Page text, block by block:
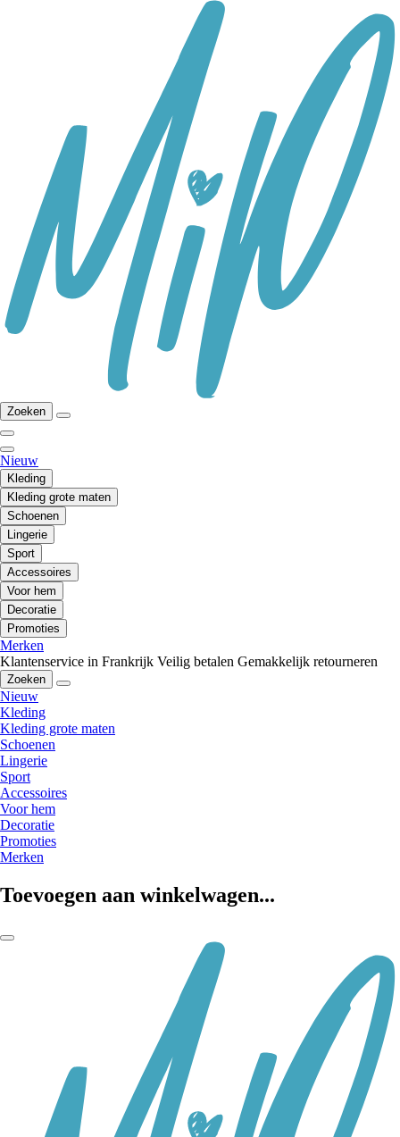
Zoeken
Nieuw
Kleding
Kleding grote maten
Schoenen
Lingerie
Sport
Accessoires
Voor hem
Decoratie
Promoties
Merken
Klantenservice in Frankrijk Veilig betalen Gemakkelijk retourneren
Zoeken
Nieuw
Kleding
Kleding grote maten
Schoenen
Lingerie
Sport
Accessoires
Voor hem
Decoratie
Promoties
Merken
Toevoegen aan winkelwagen...